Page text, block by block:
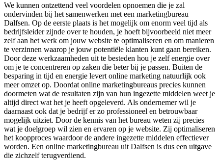
We kunnen ontzettend veel voordelen opnoemen die je zal
ondervinden bij het samenwerken met een marketingbureau
Dalfsen. Op de eerste plaats is het mogelijk om enorm veel tijd als
bedrijfsleider zijnde over te houden, je hoeft bijvoorbeeld niet meer
zelf aan het werk om jouw website te optimaliseren en om manieren
te verzinnen waarop je jouw potentiële klanten kunt gaan bereiken.
Door deze werkzaamheden uit te besteden hou je zelf energie over
om je te concentreren op zaken die beter bij je passen. Buiten de
besparing in tijd en energie levert online marketing natuurlijk ook
meer omzet op. Doordat online marketingbureaus precies kunnen
doormeten wat de resultaten zijn van hun ingezette middelen weet je
altijd direct wat het je heeft opgeleverd. Als ondernemer wil je
daarnaast ook dat je bedrijf er zo professioneel en betrouwbaar
mogelijk uitziet. Door de kennis van het bureau weten zij precies
wat je doelgroep wil zien en ervaren op je website. Zij optimaliseren
het koopproces waardoor de andere ingezette middelen effectiever
worden. Een online marketingbureau uit Dalfsen is dus een uitgave
die zichzelf terugverdiend.